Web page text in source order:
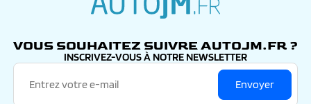
VOUS SOUHAITEZ SUIVRE AUTOJM.FR ?
INSCRIVEZ-VOUS À NOTRE NEWSLETTER
Envoyer